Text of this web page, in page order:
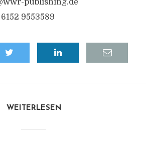
publishing.de
9553589
WEITERLESEN